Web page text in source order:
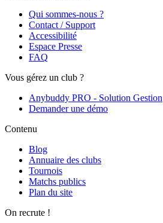
Qui sommes-nous ?
Contact / Support
Accessibilité
Espace Presse
FAQ
Vous gérez un club ?
Anybuddy PRO - Solution Gestion
Demander une démo
Contenu
Blog
Annuaire des clubs
Tournois
Matchs publics
Plan du site
On recrute !